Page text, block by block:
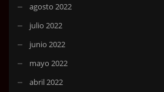
agosto 2022
julio 2022
junio 2022
mayo 2022
abril 2022